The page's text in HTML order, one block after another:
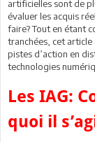
artificielles sont de
évaluer les acquis
faire? Tout en étant
tranchées, cet
pistes d’action en
technologies
Les IAG:
quoi il